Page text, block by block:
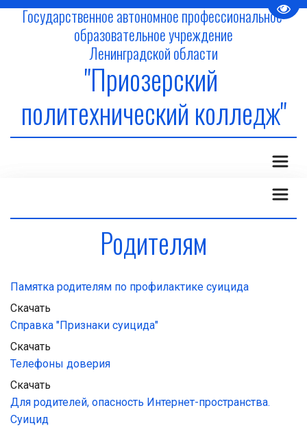
Государственное автономное профессиональное
образовательное учреждение
Ленинградской области
"Приозерский
политехнический колледж"
Родителям
Памятка родителям по профилактике суицида
Скачать
Справка "Признаки суицида"
Скачать
Телефоны доверия
Скачать
Для родителей, опасность Интернет-пространства.
Суицид